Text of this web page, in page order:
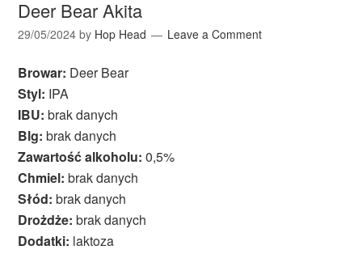
Deer Bear Akita
29/05/2024 by Hop Head Leave a Comment
Browar: Deer Bear
Styl: IPA
IBU: brak danych
Blg: brak danych
Zawartość alkoholu: 0,5%
Chmiel: brak danych
Słód: brak danych
Drożdże: brak danych
Dodatki: laktoza